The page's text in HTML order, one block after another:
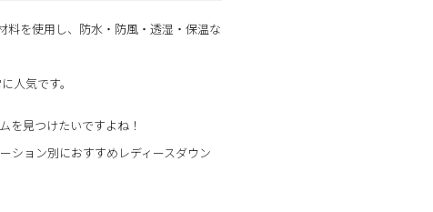
料を使用し、防水・防風・透湿・保温な
人気です。
を見つけたいですよね！
ション別におすすめレディースダウン